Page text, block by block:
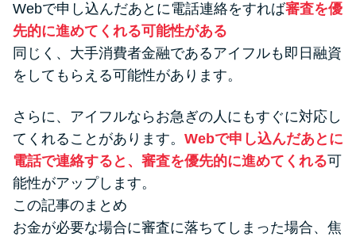
Webで申し込んだあとに電話連絡をすれば審査を優
先的に進めてくれる可能性がある
同じく、大手消費者金融であるアイフルも即日融資
をしてもらえる可能性があります。
さらに、アイフルならお急ぎの人にもすぐに対応し
てくれることがあります。 Webで申し込んだあとに
電話で連絡すると、審査を優先的に進めてくれる可
能性がアップします。
この記事のまとめ
お金が必要な場合に審査に落ちてしまった場合、焦